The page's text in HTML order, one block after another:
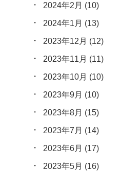
2024年2月 (10)
2024年1月 (13)
2023年12月 (12)
2023年11月 (11)
2023年10月 (10)
2023年9月 (10)
2023年8月 (15)
2023年7月 (14)
2023年6月 (17)
2023年5月 (16)